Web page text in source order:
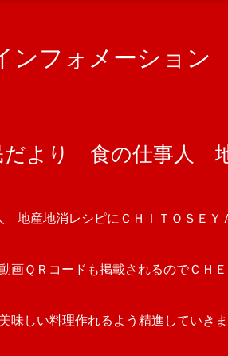
ンフォメーション
より 食の仕事人
産地消レシピにＣＨＩＴＯＳＥＹ
ＱＲコードも掲載されるのでＣＨ
味しい料理作れるよう精進していきま